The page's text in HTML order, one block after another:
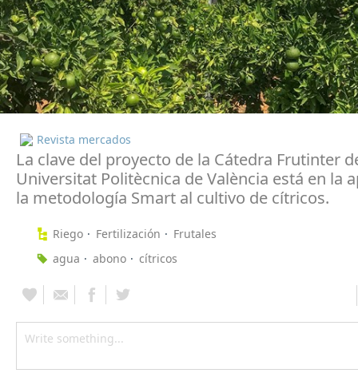
Revista mercados
La clave del proyecto de la Cátedra Frutinter
Universitat Politècnica de València está en la
la metodología Smart al cultivo de cítricos.
Riego Fertilización
Frutales
agua
abono cítricos